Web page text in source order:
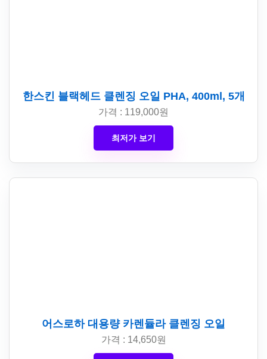
한스킨 블랙헤드 클렌징 오일 PHA, 400ml, 5개
가격 : 119,000원
최저가 보기
어스로하 대용량 카렌듈라 클렌징 오일
가격 : 14,650원